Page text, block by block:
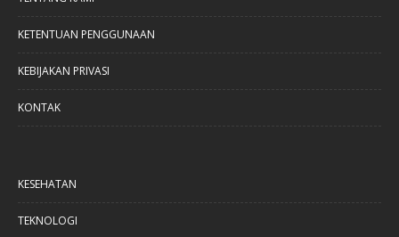
KETENTUAN PENGGUNAAN
KEBIJAKAN PRIVASI
KONTAK
KESEHATAN
TEKNOLOGI